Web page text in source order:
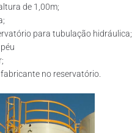
de 1,00m;
para tubulação hidráulica;
no reservatório.